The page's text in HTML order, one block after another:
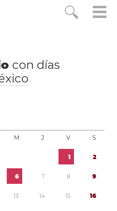
con días
M J V S
1 2
6 7 8 9
13 14 15 16